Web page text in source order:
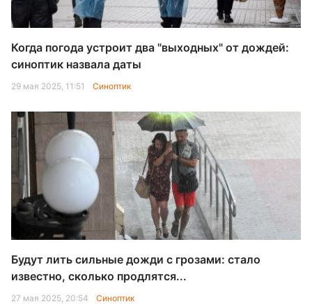
Когда погода устроит два "выходных" от дождей:
синоптик назвала даты
29 мая 2025, 11:51 Синоптик
Будут лить сильные дожди с грозами: стало
известно, сколько продлятся...
27 мая 2025, 20:54 Синоптик